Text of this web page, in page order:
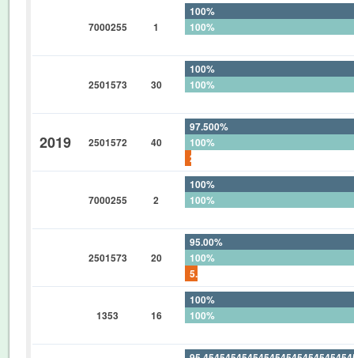
7000255 1
100%
100%
2501573 30
100%
100%
2019 2501572 40
97.500%
100%
2.500%
7000255 2
100%
100%
2501573 20
95.00%
100%
5.00%
1353 16
100%
100%